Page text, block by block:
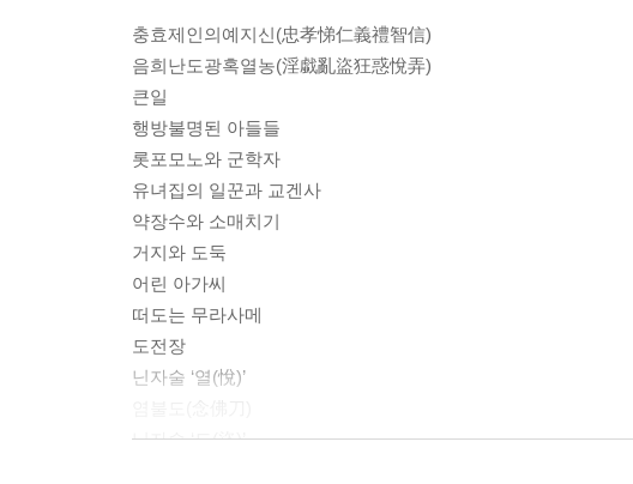
충효제인의예지신(忠孝悌仁義禮智信)
음희난도광혹열농(淫戱亂盜狂惑悅弄)
큰일
행방불명된 아들들
롯포모노와 군학자
유녀집의 일꾼과 교겐사
약장수와 소매치기
거지와 도둑
어린 아가씨
떠도는 무라사메
도전장
닌자술 ‘열(悅)’
닌자술 ‘도(盜)’